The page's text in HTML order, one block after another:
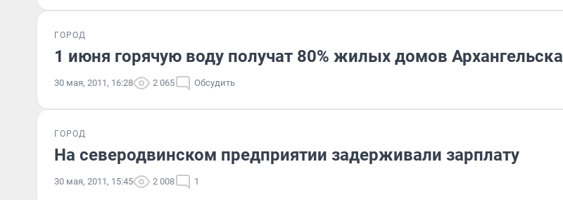
ГОРОД
1 июня горячую воду получат 80% жилых домов Архангельска
30 мая, 2011, 16:28 2 065 Обсудить
ГОРОД
На северодвинском предприятии задерживали зарплату
30 мая, 2011, 15:45 2 008 1